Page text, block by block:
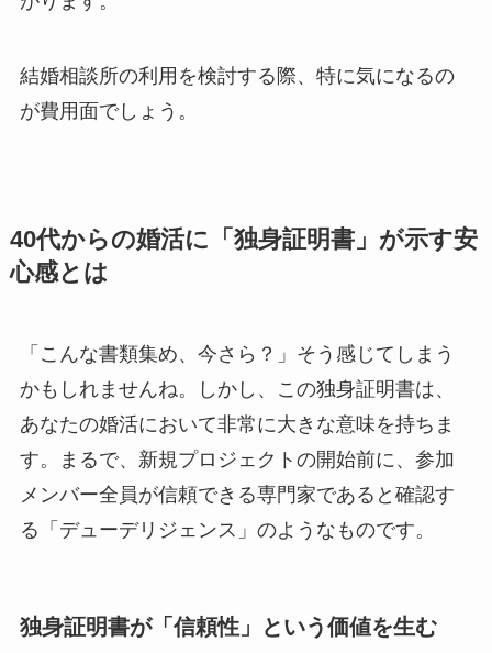
結婚相談所の利用を検討する際、特に気になるの
が費用面でしょう。
40代からの婚活に「独身証明書」が示す安
心感とは
「こんな書類集め、今さら？」そう感じてしまう
かもしれませんね。しかし、この独身証明書は、
あなたの婚活において非常に大きな意味を持ちま
す。まるで、新規プロジェクトの開始前に、参加
メンバー全員が信頼できる専門家であると確認す
る「デューデリジェンス」のようなものです。
独身証明書が「信頼性」という価値を生む